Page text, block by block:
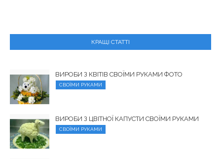
КРАЩІ СТАТТІ
ВИРОБИ З КВІТІВ СВОЇМИ РУКАМИ ФОТО
СВОЇМИ РУКАМИ
ВИРОБИ З ЦВІТНОЇ КАПУСТИ СВОЇМИ РУКАМИ
СВОЇМИ РУКАМИ